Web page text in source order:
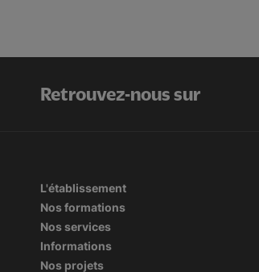
Retrouvez-nous sur
L'établissement
Nos formations
Nos services
Informations
Nos projets